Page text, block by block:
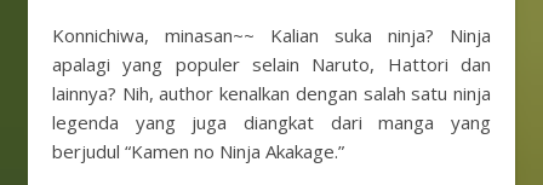
Konnichiwa, minasan~~ Kalian suka ninja? Ninja
apalagi yang populer selain Naruto, Hattori dan
lainnya? Nih, author kenalkan dengan salah satu ninja
legenda yang juga diangkat dari manga yang
berjudul “Kamen no Ninja Akakage.”